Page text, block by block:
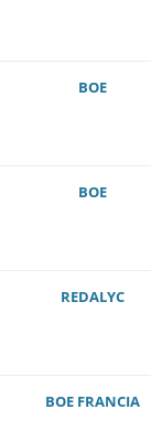
BOE
BOE
REDALYC
BOE FRANCIA